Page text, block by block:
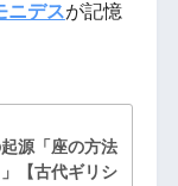
ニデスが記憶
源「座の方法
【古代ギリシ